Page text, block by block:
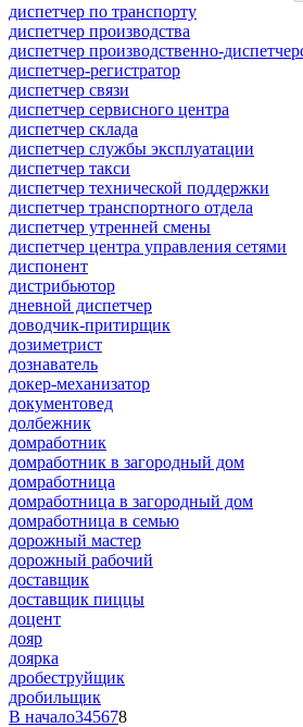
диспетчер по транспорту
диспетчер производства
диспетчер производственно-
диспетчер-регистратор
диспетчер связи
диспетчер сервисного центра
диспетчер склада
диспетчер службы эксплуатации
диспетчер такси
диспетчер технической поддержки
диспетчер транспортного отдела
диспетчер утренней смены
диспетчер центра управления сетями
диспонент
дистрибьютор
дневной диспетчер
доводчик-притирщик
дозиметрист
дознаватель
докер-механизатор
документовед
долбежник
домработник
домработник в загородный дом
домработница
домработница в загородный дом
домработница в семью
дорожный мастер
дорожный рабочий
доставщик
доставщик пиццы
доцент
дояр
доярка
дробеструйщик
дробильщик
В начало345678